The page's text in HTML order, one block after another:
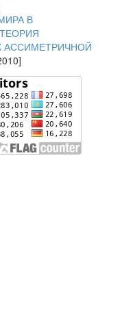
В
АССИМЕТРИЧНОЙ